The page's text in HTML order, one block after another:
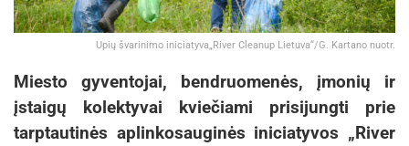
Upių švarinimo iniciatyva„River Cleanup Lietuva“/G. Kartano nuotr.
Miesto gyventojai, bendruomenės, įmonių ir
įstaigų kolektyvai kviečiami prisijungti prie
tarptautinės aplinkosauginės iniciatyvos „River